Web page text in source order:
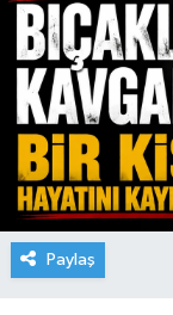
Paylaş